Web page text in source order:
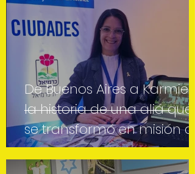
De Buenos Aires a Karmiel:
la historia de una aliá que
se transformó en misión de
vida